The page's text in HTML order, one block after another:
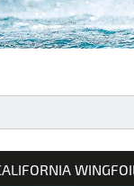
– WINDSURFEN